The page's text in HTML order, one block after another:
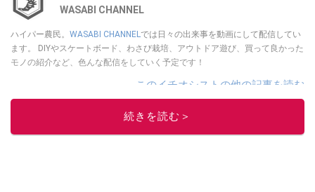
WASABI CHANNEL
ハイパー農民。 WASABI CHANNELでは日々の出来事を動画にして配信してい
ます。 DIYやスケートボード、わさび栽培、アウトドア遊び、買って良かった
モノの紹介など、色んな配信をしていく予定です！
このイチオシストの他の記事を読む
続きを読む＞